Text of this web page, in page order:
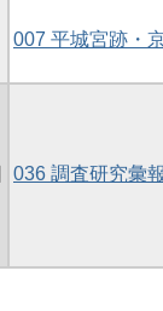
007 平城宮跡・
036 調査研究彙